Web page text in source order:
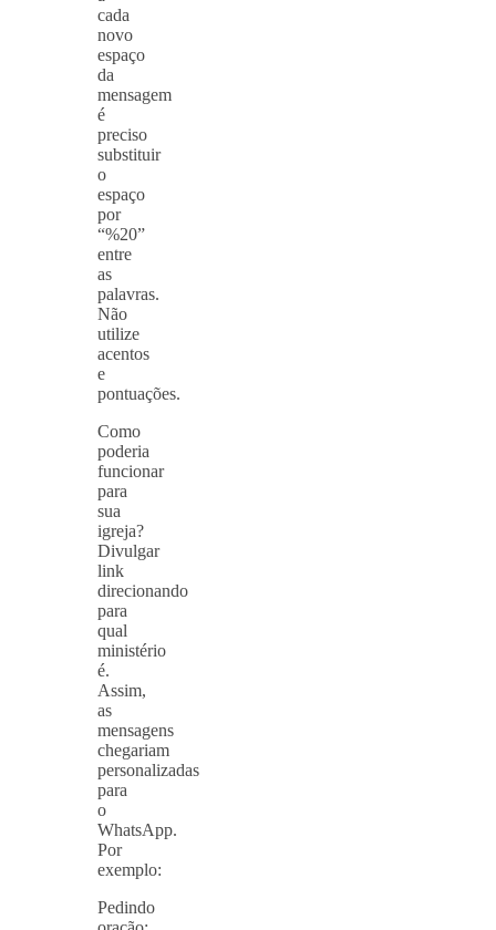
cada
novo
espaço
da
mensagem
é
preciso
substituir
o
espaço
por
“%20”
entre
as
palavras.
Não
utilize
acentos
e
pontuações.
Como
poderia
funcionar
para
sua
igreja?
Divulgar
link
direcionando
para
qual
ministério
é.
Assim,
as
mensagens
chegariam
personalizadas
para
o
WhatsApp.
Por
exemplo:
Pedindo